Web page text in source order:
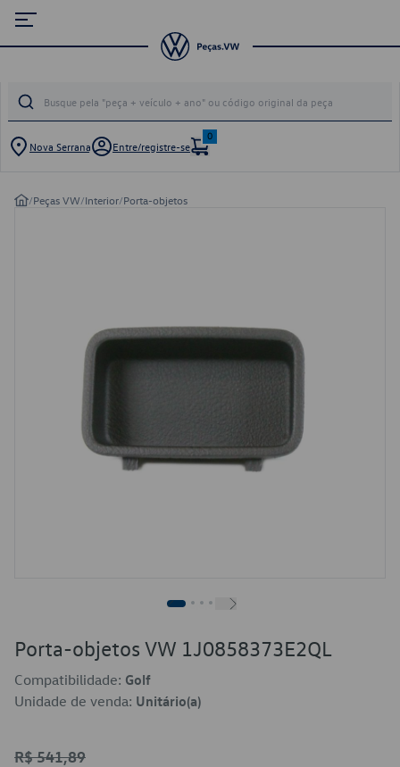
Nova Serrana Entre/registre-se
0
/Peças VW/Interior/Porta-objetos
Porta-objetos VW 1J0858373E2QL
Compatibilidade: Golf
Unidade de venda: Unitário(a)
R$ 541,89